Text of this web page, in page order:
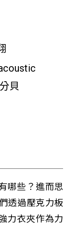
貝
哪些？進而思
透過壓克力板
力衣夾作為力